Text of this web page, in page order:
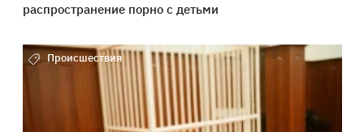
распространение порно с детьми
Происшествия